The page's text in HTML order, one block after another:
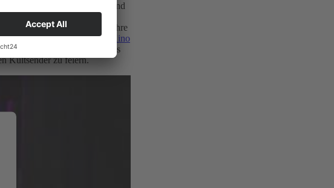
war dieses Programm und
man über DT64 auch
Anfang der neunziger Jahre
Mai 2014 gab es jetzt im
Kino
feierte immerhin 50-jähriges
Kultsender zu feiern.